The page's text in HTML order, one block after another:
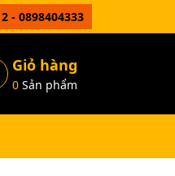
- 0898404333
Giỏ hàng
0Sản phẩm